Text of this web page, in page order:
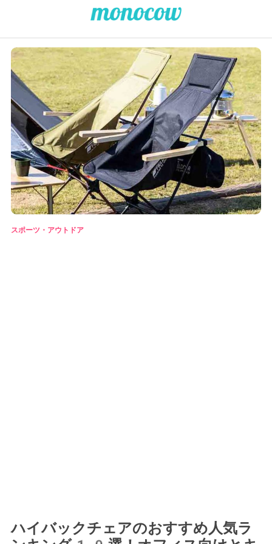
スポーツ・アウトドア
ハイバックチェアのおすすめ人気ラ